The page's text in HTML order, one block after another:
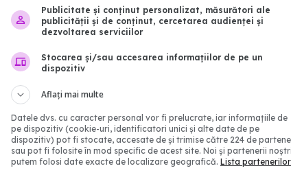
comisia elaborare intrebari
Publicitate și conținut personalizat, măsurători ale
publicității și de conținut, cercetarea audienței și
dezvoltarea serviciilor
Stocarea și/sau accesarea informațiilor de pe un
dispozitiv
Aflați mai multe
Datele dvs. cu caracter personal vor fi prelucrate, iar informațiile de
pe dispozitiv (cookie-uri, identificatori unici și alte date de pe
dispozitiv) pot fi stocate, accesate de și trimise către 224 de
sau pot fi folosite în mod specific de acest site. Noi și partenerii noștri
putem folosi date exacte de localizare geografică. Lista partenerilor.